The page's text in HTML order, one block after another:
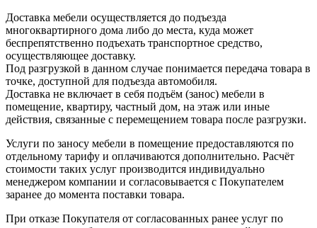
Доставка мебели осуществляется до подъезда
многоквартирного дома либо до места, куда может
беспрепятственно подъехать транспортное средство,
осуществляющее доставку.
Под разгрузкой в данном случае понимается передача товара в
точке, доступной для подъезда автомобиля.
Доставка не включает в себя подъём (занос) мебели в
помещение, квартиру, частный дом, на этаж или иные
действия, связанные с перемещением товара после разгрузки.
Услуги по заносу мебели в помещение предоставляются по
отдельному тарифу и оплачиваются дополнительно. Расчёт
стоимости таких услуг производится индивидуально
менеджером компании и согласовывается с Покупателем
заранее до момента поставки товара.
При отказе Покупателя от согласованных ранее услуг по